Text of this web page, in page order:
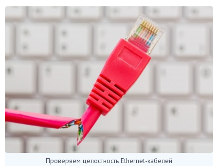
Проверяем целостность Ethernet-кабелей